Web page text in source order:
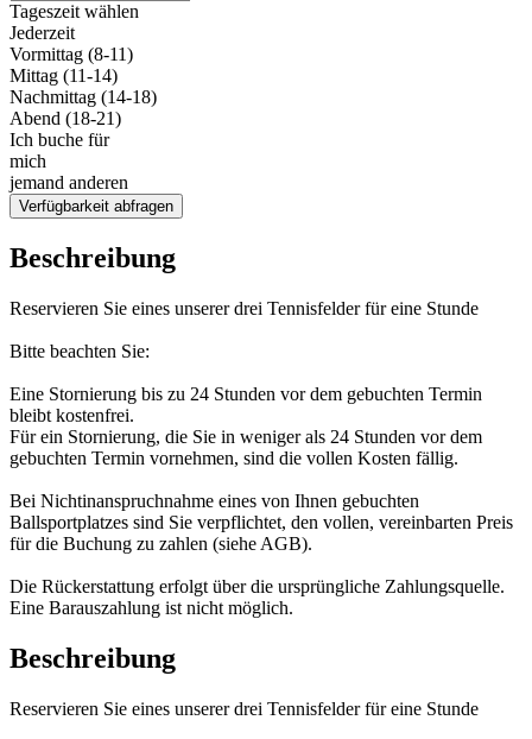
Tageszeit wählen
Jederzeit
Vormittag (8-11)
Mittag (11-14)
Nachmittag (14-18)
Abend (18-21)
Ich buche für
mich
jemand anderen
Verfügbarkeit abfragen
Beschreibung
Reservieren Sie eines unserer drei Tennisfelder für eine Stunde
Bitte beachten Sie:
Eine Stornierung bis zu 24 Stunden vor dem gebuchten Termin
bleibt kostenfrei.
Für ein Stornierung, die Sie in weniger als 24 Stunden vor dem
gebuchten Termin vornehmen, sind die vollen Kosten fällig.
Bei Nichtinanspruchnahme eines von Ihnen gebuchten
Ballsportplatzes sind Sie verpflichtet, den vollen, vereinbarten Preis
für die Buchung zu zahlen (siehe AGB).
Die Rückerstattung erfolgt über die ursprüngliche Zahlungsquelle.
Eine Barauszahlung ist nicht möglich.
Beschreibung
Reservieren Sie eines unserer drei Tennisfelder für eine Stunde